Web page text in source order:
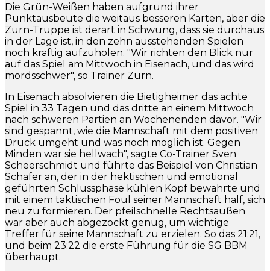
Die Grün-Weißen haben aufgrund ihrer
Punktausbeute die weitaus besseren Karten, aber die
Zürn-Truppe ist derart in Schwung, dass sie durchaus
in der Lage ist, in den zehn ausstehenden Spielen
noch kräftig aufzuholen. "Wir richten den Blick nur
auf das Spiel am Mittwoch in Eisenach, und das wird
mordsschwer", so Trainer Zürn.
In Eisenach absolvieren die Bietigheimer das achte
Spiel in 33 Tagen und das dritte an einem Mittwoch
nach schweren Partien an Wochenenden davor. "Wir
sind gespannt, wie die Mannschaft mit dem positiven
Druck umgeht und was noch möglich ist. Gegen
Minden war sie hellwach", sagte Co-Trainer Sven
Scheerschmidt und führte das Beispiel von Christian
Schäfer an, der in der hektischen und emotional
geführten Schlussphase kühlen Kopf bewahrte und
mit einem taktischen Foul seiner Mannschaft half, sich
neu zu formieren. Der pfeilschnelle Rechtsaußen
war aber auch abgezockt genug, um wichtige
Treffer für seine Mannschaft zu erzielen. So das 21:21,
und beim 23:22 die erste Führung für die SG BBM
überhaupt.